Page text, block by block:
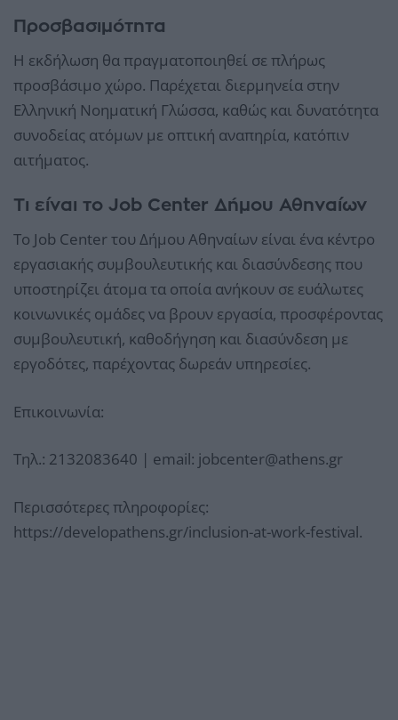
Προσβασιμότητα
Η εκδήλωση θα πραγματοποιηθεί σε πλήρως
προσβάσιμο χώρο. Παρέχεται διερμηνεία στην
Ελληνική Νοηματική Γλώσσα, καθώς και δυνατότητα
συνοδείας ατόμων με οπτική αναπηρία, κατόπιν
αιτήματος.
Τι είναι το Job Center Δήμου Αθηναίων
Το Job Center του Δήμου Αθηναίων είναι ένα κέντρο
εργασιακής συμβουλευτικής και διασύνδεσης που
υποστηρίζει άτομα τα οποία ανήκουν σε ευάλωτες
κοινωνικές ομάδες να βρουν εργασία, προσφέροντας
συμβουλευτική, καθοδήγηση και διασύνδεση με
εργοδότες, παρέχοντας δωρεάν υπηρεσίες.
Επικοινωνία:
Τηλ.: 2132083640 | email: jobcenter@athens.gr
Περισσότερες πληροφορίες:
https://developathens.gr/inclusion-at-work-festival.